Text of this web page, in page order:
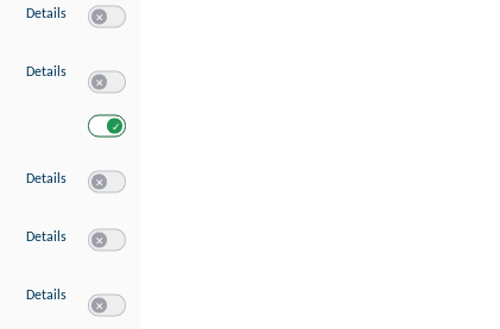
Details zu Speichern von oder Zugriff auf Informationen auf einem Endgerät
Details zu Verwendung reduzierter Daten zur Auswahl von Werbeanzeigen
Details zu Erstellung von Profilen für personalisierte Werbung
Details zu Verwendung von Profilen zur Auswahl personalisierter Werbung
Details zu Messung der Werbeleistung